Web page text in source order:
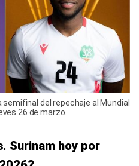
semifinal del repechaje al Mundial
26 de marzo.
Surinam hoy por